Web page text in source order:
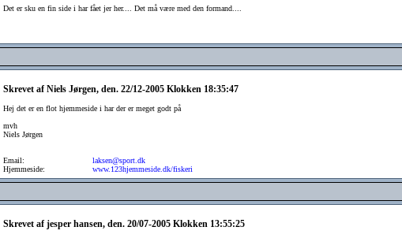
Det er sku en fin side i har fået jer her.... Det må være med den formand....
Skrevet af Niels Jørgen, den. 22/12-2005 Klokken 18:35:47
Hej det er en flot hjemmeside i har der er meget godt på
mvh
Niels Jørgen
Email:
Hjemmeside:
laksen@sport.dk
www.123hjemmeside.dk/fiskeri
Skrevet af jesper hansen, den. 20/07-2005 Klokken 13:55:25